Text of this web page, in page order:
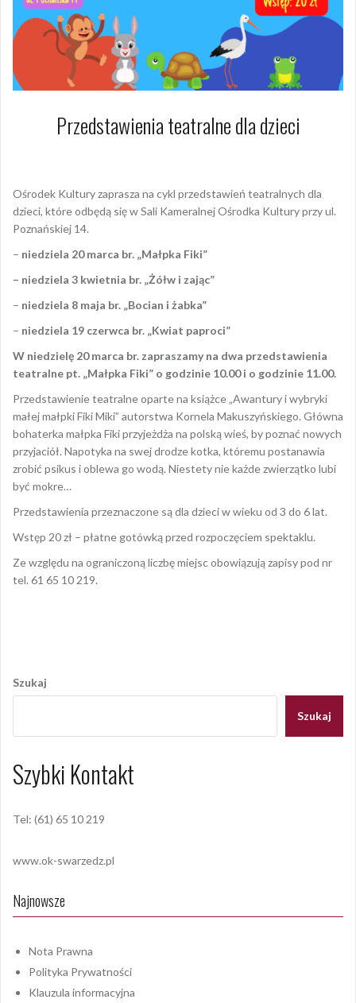
Przedstawienia teatralne dla dzieci
Ośrodek Kultury zaprasza na cykl przedstawień teatralnych dla
dzieci, które odbędą się w Sali Kameralnej Ośrodka Kultury przy ul.
Poznańskiej 14.
– niedziela 20 marca br. „Małpka Fiki”
– niedziela 3 kwietnia br. „Żółw i zając”
– niedziela 8 maja br. „Bocian i żabka”
– niedziela 19 czerwca br. „Kwiat paproci”
W niedzielę 20 marca br. zapraszamy na dwa przedstawienia
teatralne pt. „Małpka Fiki” o godzinie 10.00 i o godzinie 11.00.
Przedstawienie teatralne oparte na książce „Awantury i wybryki
małej małpki Fiki Miki” autorstwa Kornela Makuszyńskiego. Główna
bohaterka małpka Fiki przyjeżdża na polską wieś, by poznać nowych
przyjaciół. Napotyka na swej drodze kotka, któremu postanawia
zrobić psikus i oblewa go wodą. Niestety nie każde zwierzątko lubi
być mokre…
Przedstawienia przeznaczone są dla dzieci w wieku od 3 do 6 lat.
Wstęp 20 zł – płatne gotówką przed rozpoczęciem spektaklu.
Ze względu na ograniczoną liczbę miejsc obowiązują zapisy pod nr
tel. 61 65 10 219.
wpisu
Szukaj
Szukaj
Szybki Kontakt
Tel: (61) 65 10 219
www.ok-swarzedz.pl
Najnowsze
Nota Prawna
Polityka Prywatności
Klauzula informacyjna